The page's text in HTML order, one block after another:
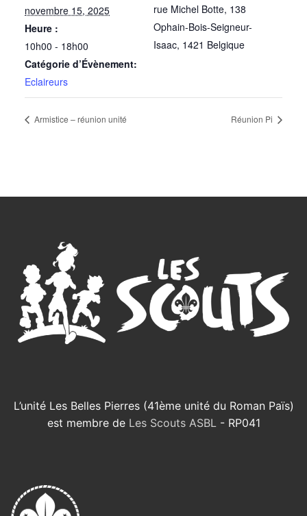
novembre 15, 2025
Heure :
10h00 - 18h00
Catégorie d’Évènement:
Eclaireurs
rue Michel Botte, 138
Ophain-Bois-Seigneur-
Isaac, 1421 Belgique
Armistice – réunion unité Réunion Pi
L’unité Les Belles Pierres (41ème unité du Roman Païs)
est membre de Les Scouts ASBL - RP041